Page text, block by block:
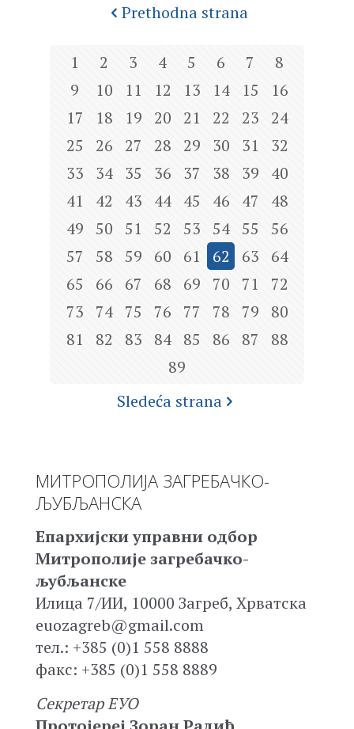
Prethodna strana
1 2 3 4 5 6 7
8
9
10 11 12 13 14 15
16
17
18 19 20 21 22 23
24
25
26 27 28 29 30 31
32
33
34 35 36 37 38 39
40
41
42 43 44 45 46 47
48
49
50 51 52 53 54 55
56
57
58 59 60 61 62 63
64
65
66 67 68 69 70 71
72
73
74 75 76 77 78 79
80
81
82 83 84 85 86 87
88
89
Sledeća strana
МИТРОПОЛИЈА ЗАГРЕБАЧКО-
ЉУБЉАНСКА
Епархијски управни одбор
Митрополије загребачко-
љубљанске
Илица 7/ИИ, 10000 Загреб, Хрватска
euozagreb@gmail.com
тел.: +385 (0)1 558 8888
факс: +385 (0)1 558 8889
Секретар ЕУО